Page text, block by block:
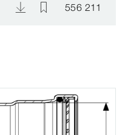
556 211